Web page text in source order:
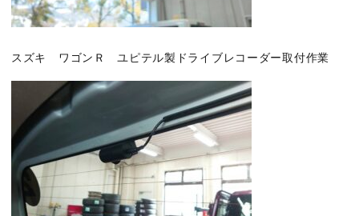
スズキ ワゴンＲ ユピテル製ドライブレコーダー取付作業